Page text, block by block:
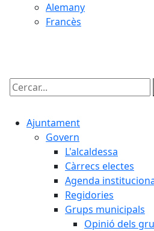
Alemany
Francès
Cercar:
Ajuntament
Govern
L'alcaldessa
Càrrecs electes
Agenda
Regidories
Grups municipals
Opinió dels